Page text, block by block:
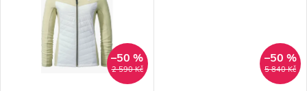
2 590 Kč
–50 %
5 840 Kč
–50 %